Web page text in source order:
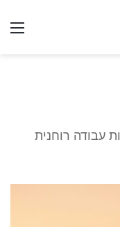
עבודה רוחנית